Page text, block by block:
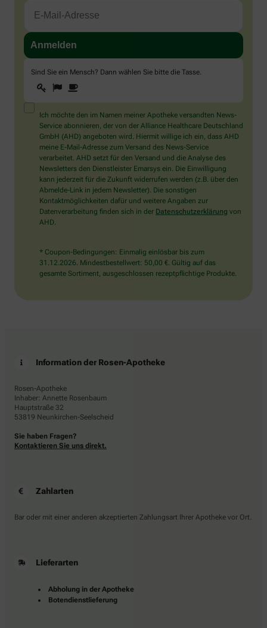
Sind Sie ein Mensch? Dann wählen Sie bitte die Tasse
Sind
Sie
ein
Mensch?
Dann
wählen
Sie
bitte
die
Tasse.
1 2
Ich möchte den im Namen meiner Apotheke versandten News-
Service abonnieren, der von der Alliance Healthcare Deutschland
GmbH (AHD) angeboten wird. Hiermit willige ich ein, dass AHD
meine E-Mail-Adresse zum Versand des News-Service
verarbeitet. AHD setzt für den Versand und die Analyse des
Newsletters den Dienstleister Emarsys ein. Die Einwilligung
kann jederzeit für die Zukunft widerrufen werden (z.B. über den
Abmelde-Link in jedem Newsletter). Die sonstigen
Kontaktmöglichkeiten dafür und weitere Angaben zur
Datenverarbeitung finden sich in der Datenschutzerklärung von
AHD.
* Coupon-Bedingungen: Einmalig einlösbar bis zum
31.12.2026. Mindestbestellwert: 50,00 €. Gültig auf das
gesamte Sortiment, ausgeschlossen rezeptpflichtige Produkte.
Information der Rosen-Apotheke
Rosen-Apotheke
Inhaber: Annette Rosenbaum
Hauptstraße 32
53819 Neunkirchen-Seelscheid
Sie haben Fragen?
Kontaktieren Sie uns direkt.
Zahlarten
Bar oder mit einer anderen akzeptierten Zahlungsart Ihrer Apotheke vor Ort.
Lieferarten
Abholung in der Apotheke
Botendienstlieferung